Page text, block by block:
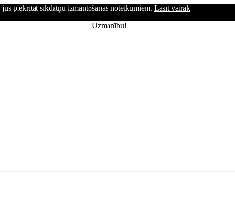
piekrītat sīkdatņu izmantošanas noteikumiem. Lasīt vairāk
Uzmanību!